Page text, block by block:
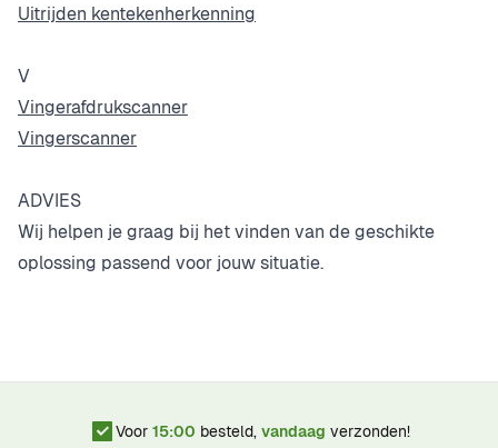
Uitrijden kentekenherkenning
V
Vingerafdrukscanner
Vingerscanner
ADVIES
Wij helpen je graag bij het vinden van de geschikte
oplossing passend voor jouw situatie.
Voor 15:00 besteld, vandaag verzonden!